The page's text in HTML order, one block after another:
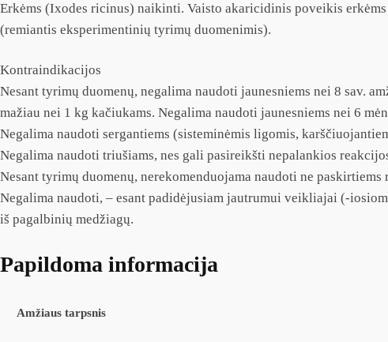
Erkėms (Ixodes ricinus) naikinti. Vaisto akaricidinis poveikis
(remiantis eksperimentinių tyrimų duomenimis).
Kontraindikacijos
Nesant tyrimų duomenų, negalima naudoti jaunesniems nei 8 sav.
mažiau nei 1 kg kačiukams. Negalima naudoti jaunesniems nei 6
Negalima naudoti sergantiems (sisteminėmis ligomis,
Negalima naudoti triušiams, nes gali pasireikšti nepalankios
Nesant tyrimų duomenų, nerekomenduojama naudoti ne paskirtiems
Negalima naudoti, – esant padidėjusiam jautrumui veikliajai (-
iš pagalbinių medžiagų.
Papildoma informacija
Amžiaus tarpsnis